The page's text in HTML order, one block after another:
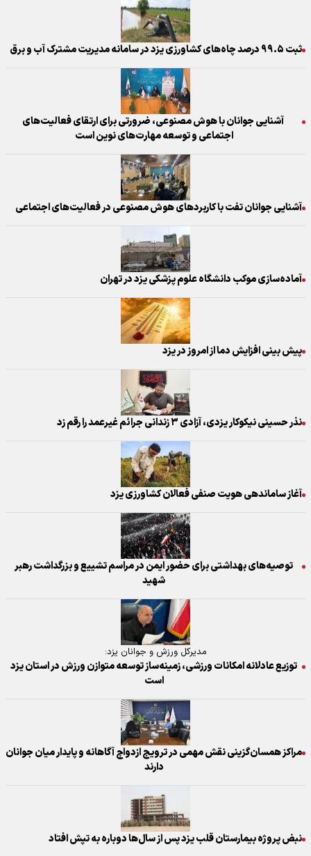
ثبت ۹۹.۵ درصد چاه‌های کشاورزی یزد در سامانه مدیریت مشترک آب و برق
آشنایی جوانان با هوش مصنوعی، ضرورتی برای ارتقای فعالیت‌های
اجتماعی و توسعه مهارت‌های نوین است
آشنایی جوانان تفت با کاربردهای هوش مصنوعی در فعالیت‌های اجتماعی
آماده‌سازی موکب دانشگاه علوم پزشکی یزد در تهران
پیش بینی افزایش دما از امروز در یزد
نذر حسینی نیکوکار یزدی، آزادی ۳ زندانی جرائم غیرعمد را رقم زد
آغاز ساماندهی هویت صنفی فعالان کشاورزی یزد
توصیه‌های بهداشتی برای حضور ایمن در مراسم تشییع و بزرگداشت رهبر
شهید
مدیرکل ورزش و جوانان یزد:
توزیع عادلانه امکانات ورزشی، زمینه‌ساز توسعه متوازن ورزش در استان یزد
است
مراکز همسان‌گزینی نقش مهمی در ترویج ازدواج آگاهانه و پایدار میان جوانان
دارند
نبض پروژه بیمارستان قلب یزد پس از سال‌ها دوباره به تپش افتاد